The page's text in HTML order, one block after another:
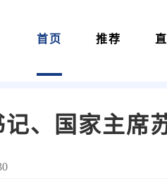
首页 推荐
、国家主席